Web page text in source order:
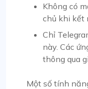
Không có
chủ khi kết
Chỉ
này. Các
thông qua
Một số tính